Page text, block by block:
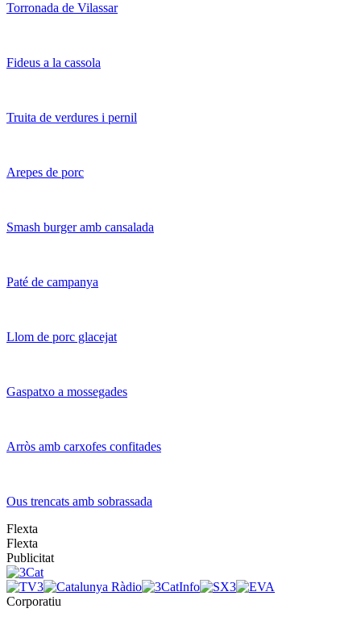
Torronada de Vilassar
Fideus a la cassola
Truita de verdures i pernil
Arepes de porc
Smash burger amb cansalada
Paté de campanya
Llom de porc glacejat
Gaspatxo a mossegades
Arròs amb carxofes confitades
Ous trencats amb sobrassada
Flexta
Flexta
Publicitat
Corporatiu